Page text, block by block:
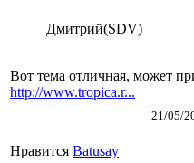
Дмитрий(SDV)
Вот тема отличная, может
http://www.tropica.r...
21/05/
Нравится Batusay